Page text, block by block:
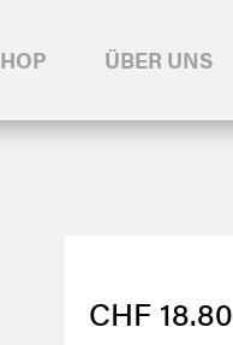
ÜBER UNS
CHF 18.80